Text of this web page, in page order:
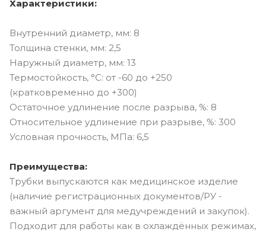
Характеристики:
Внутренний диаметр, мм: 8
Толщина стенки, мм: 2,5
Наружный диаметр, мм: 13
Термостойкость, °C: от -60 до +250
(кратковременно до +300)
Остаточное удлинение после разрыва, %: 8
Относительное удлинение при разрыве, %: 300
Условная прочность, МПа: 6,5
Преимущества:
Трубки выпускаются как медицинское изделие
(наличие регистрационных документов/РУ -
важный аргумент для медучреждений и закупок).
Подходит для работы как в охлаждённых режимах,